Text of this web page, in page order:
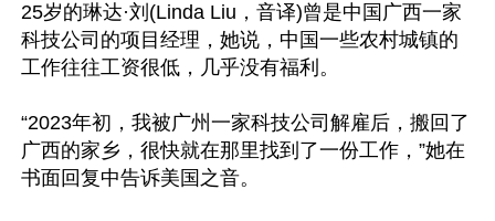
25岁的琳达·刘(Linda Liu，音译)曾是中国广西一家
科技公司的项目经理，她说，中国一些农村城镇的
工作往往工资很低，几乎没有福利。
“2023年初，我被广州一家科技公司解雇后，搬回了
广西的家乡，很快就在那里找到了一份工作，”她在
书面回复中告诉美国之音。